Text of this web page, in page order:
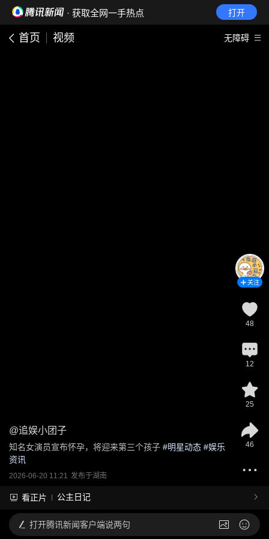
· 获取全网一手热点 打开
首页 视频 无障碍
@追娱小团子
知名女演员宣布怀孕，将迎来第三个孩子 #明星动态 #娱乐
资讯
2026-06-20 11:21 发布于湖南
看正片 公主日记
关注
48
12
25
46
打开腾讯新闻客户端说两句